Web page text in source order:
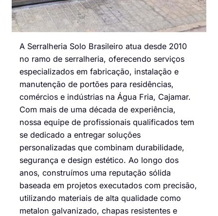
A Serralheria Solo Brasileiro atua desde 2010
no ramo de serralheria, oferecendo serviços
especializados em fabricação, instalação e
manutenção de portões para residências,
comércios e indústrias na Água Fria, Cajamar.
Com mais de uma década de experiência,
nossa equipe de profissionais qualificados tem
se dedicado a entregar soluções
personalizadas que combinam durabilidade,
segurança e design estético. Ao longo dos
anos, construímos uma reputação sólida
baseada em projetos executados com precisão,
utilizando materiais de alta qualidade como
metalon galvanizado, chapas resistentes e